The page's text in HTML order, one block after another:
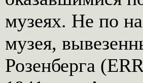
музеях. Не по
музея,
Розенберга